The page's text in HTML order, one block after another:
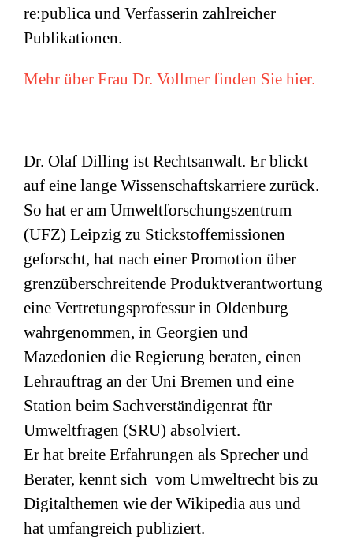
re:publica und Verfasserin zahlreicher
Publikationen.
Mehr über Frau Dr. Vollmer finden Sie hier.
Dr. Olaf Dilling ist Rechtsanwalt. Er blickt
auf eine lange Wissenschaftskarriere zurück.
So hat er am Umweltforschungszentrum
(UFZ) Leipzig zu Stickstoffemissionen
geforscht, hat nach einer Promotion über
grenzüberschreitende Produktverantwortung
eine Vertretungsprofessur in Oldenburg
wahrgenommen, in Georgien und
Mazedonien die Regierung beraten, einen
Lehrauftrag an der Uni Bremen und eine
Station beim Sachverständigenrat für
Umweltfragen (SRU) absolviert.
Er hat breite Erfahrungen als Sprecher und
Berater, kennt sich vom Umweltrecht bis zu
Digitalthemen wie der Wikipedia aus und
hat umfangreich publiziert.